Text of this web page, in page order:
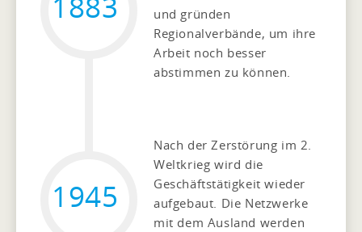
und gründen
Regionalverbände, um ihre
Arbeit noch besser
abstimmen zu können.
1945
Nach der Zerstörung im 2.
Weltkrieg wird die
Geschäftstätigkeit wieder
aufgebaut. Die Netzwerke
mit dem Ausland werden